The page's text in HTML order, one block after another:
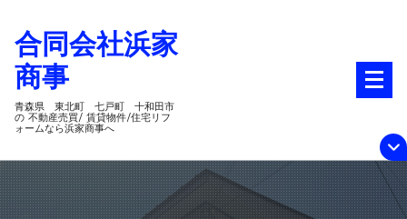
テ
ツ
ス
キ
ッ
合同会社浜家
商事
青森県 東北町 七戸町 十和田市
の 不動産売買/ 賃貸物件/住宅リフ
ォームなら浜家商事へ